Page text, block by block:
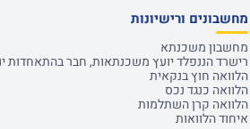
מחשבונים ורישיונות
מחשבון משכנתא
רישרד הננפלד יועץ משכנתאות, חבר בהתאחדות
הלוואה חוץ בנקאית
הלוואה כנגד נכס
הלוואה קרן השתלמות
איחוד הלוואות